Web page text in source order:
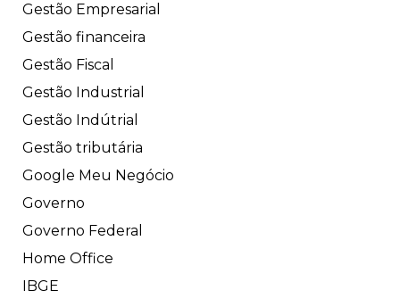
Gestão Empresarial
Gestão financeira
Gestão Fiscal
Gestão Industrial
Gestão Indútrial
Gestão tributária
Google Meu Negócio
Governo
Governo Federal
Home Office
IBGE